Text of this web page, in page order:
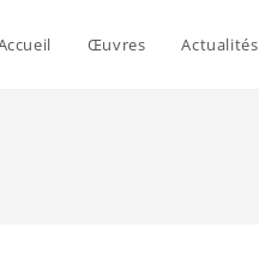
Œuvres Actualités